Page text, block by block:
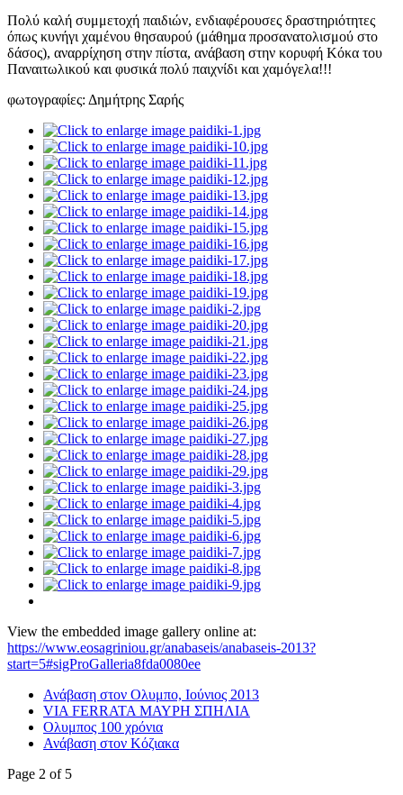
Πολύ καλή συμμετοχή παιδιών, ενδιαφέρουσες δραστηριότητες
όπως κυνήγι χαμένου θησαυρού (μάθημα προσανατολισμού στο
δάσος), αναρρίχηση στην πίστα, ανάβαση στην κορυφή Κόκα του
Παναιτωλικού και φυσικά πολύ παιχνίδι και χαμόγελα!!!
φωτογραφίες: Δημήτρης Σαρής
View the embedded image gallery online at:
https://www.eosagriniou.gr/anabaseis/anabaseis-2013?
start=5#sigProGalleria8fda0080ee
Ανάβαση στον Ολυμπο, Ιούνιος 2013
VIA FERRATA ΜΑΥΡΗ ΣΠΗΛΙΑ
Ολυμπος 100 χρόνια
Ανάβαση στον Κόζιακα
Page 2 of 5